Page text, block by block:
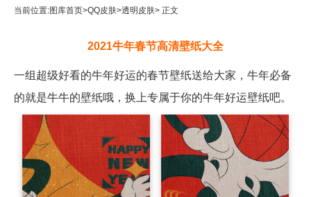
当前位置:图库首页>QQ皮肤>透明皮肤> 正文
2021牛年春节高清壁纸大全
一组超级好看的牛年好运的春节壁纸送给大家，牛年必备
的就是牛牛的壁纸哦，换上专属于你的牛年好运壁纸吧。